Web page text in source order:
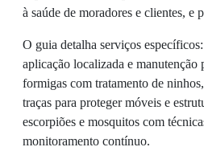
à saúde de moradores e clientes, e
O guia detalha serviços
aplicação localizada e manutenção
formigas com tratamento de
traças para proteger móveis e
escorpiões e mosquitos com
monitoramento contínuo.